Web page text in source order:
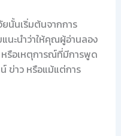
นั้นเริ่มต้นจากการ
นะนำว่าให้คุณผู้อ่านลอง
หรือเหตุการณ์ที่มีการพูด
ข่าว หรือแม้แต่การ